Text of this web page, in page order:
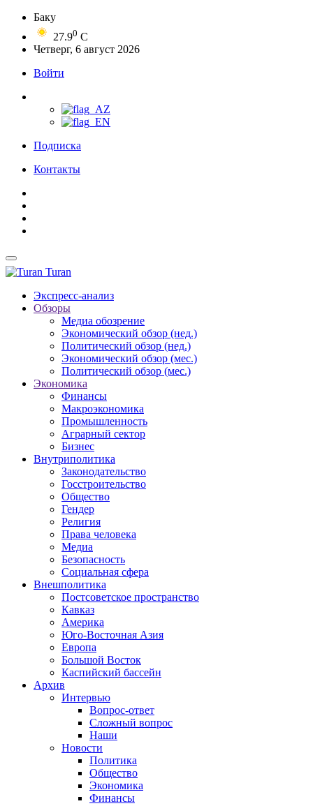
Баку
27.90 C
Четверг, 6 август 2026
Войти
Подписка
Контакты
Turan
Экспресс-анализ
Обзоры
Медиа обозрение
Экономический обзор (нед.)
Политический обзор (нед.)
Экономический обзор (мес.)
Политический обзор (мес.)
Экономика
Финансы
Макроэкономика
Промышленность
Аграрный сектор
Бизнес
Внутриполитика
Законодательство
Госстроительство
Общество
Гендер
Религия
Права человека
Медиа
Безопасность
Социальная сфера
Внешполитика
Постсоветское пространство
Кавказ
Америка
Юго-Восточная Азия
Европа
Большой Восток
Каспийский бассейн
Архив
Интервью
Вопрос-ответ
Сложный вопрос
Наши
Новости
Политика
Общество
Экономика
Финансы